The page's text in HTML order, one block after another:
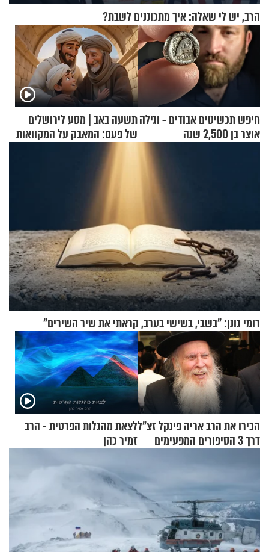
הרב, יש לי שאלה: איך מתכוננים לשבת?
חיפש תכשיטים אבודים - וגילה
אוצר בן 2,500 שנה
תשעה באב | מסע לירושלים
של פעם: המאבק על המקוואות
רומי גונן: "בשבי, בשישי בערב, קראתי את שיר השירים"
הכירו את הרב אריה פינקל זצ"ל
דרך 3 הסיפורים המפעימים
לצאת מהגלות הפרטית - הרב
זמיר כהן